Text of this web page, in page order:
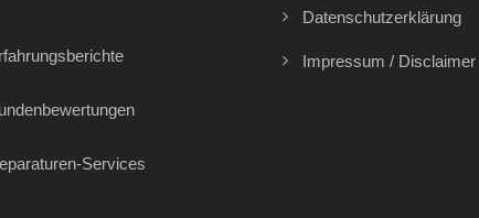
Services
Datenschutzerklärung
Impressum / Disclaimer